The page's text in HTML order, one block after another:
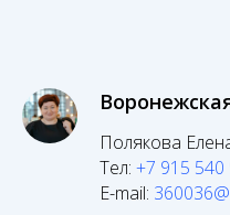
Полякова
Тел: +7 915 540
E-mail: